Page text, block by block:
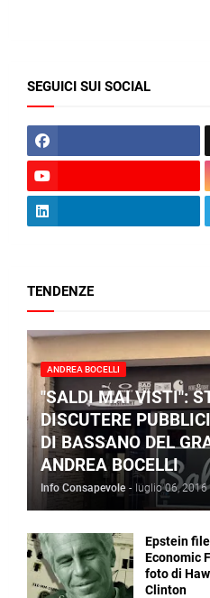
SEGUICI SUI SOCIAL
TENDENZE
ANDREA BOCELLI
"SALDI MAI VISTI":
DISCUTERE
DI BASSANO DEL
ANDREA BOCELLI
Info Consapevole - luglio 06, 2016
Epstein
Economic
foto di
Clinton